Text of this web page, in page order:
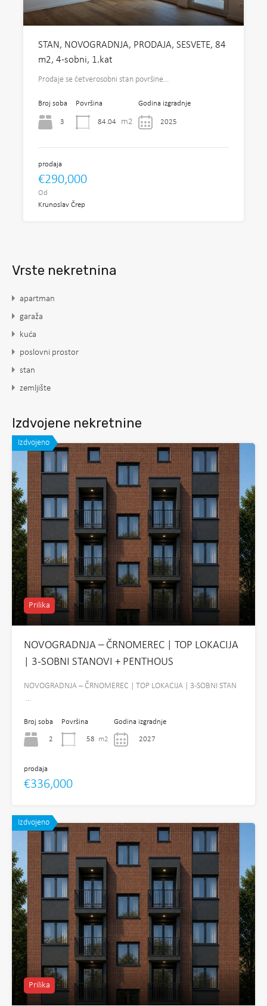
STAN, NOVOGRADNJA, PRODAJA, SESVETE, 84
m2, 4-sobni, 1.kat
Prodaje se četverosobni stan površine…
Broj soba
3
Površina
84.04 m2
Godina izgradnje
2025
prodaja
€290,000
Od
Krunoslav Črep
Vrste nekretnina
apartman
garaža
kuća
poslovni prostor
stan
zemljište
Izdvojene nekretnine
Izdvojeno
Prilika
NOVOGRADNJA – ČRNOMEREC | TOP LOKACIJA
| 3-SOBNI STANOVI + PENTHOUS
NOVOGRADNJA – ČRNOMEREC | TOP LOKACIJA | 3-SOBNI STAN
…
Broj soba
2
Površina
58 m2
Godina izgradnje
2027
prodaja
€336,000
Izdvojeno
Prilika